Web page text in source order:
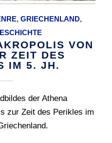
, GRIECHENLAND,
VON
ZEIT DES
IM 5. JH.
der Athena
zur Zeit des Perikles im